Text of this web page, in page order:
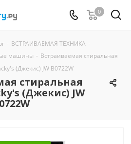
0
- ВСТРАИВАЕМАЯ ТЕХНИКА -
машины - Встраиваемая стиральная
(Джекис) JW B0722W
стиральная
(Джекис) JW